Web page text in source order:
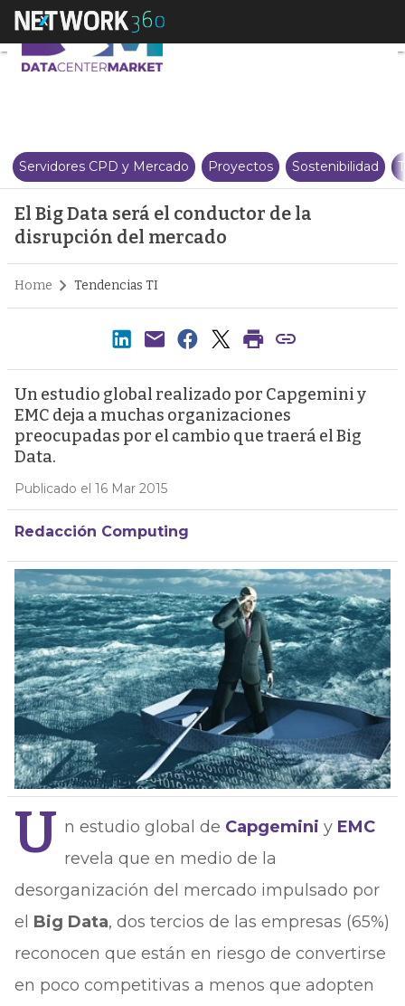
El Big Data será el conductor
Servidores CPD y Mercado Proyectos Sostenibilidad
El Big Data será el conductor de la
disrupción del mercado
Home Tendencias TI
Un estudio global realizado por Capgemini y
EMC deja a muchas organizaciones
preocupadas por el cambio que traerá el Big
Data.
Publicado el 16 Mar 2015
Redacción Computing
U n estudio global de Capgemini y EMC
revela que en medio de la
desorganización del mercado impulsado por
el Big Data, dos tercios de las empresas (65%)
reconocen que están en riesgo de convertirse
en poco competitivas a menos que adopten